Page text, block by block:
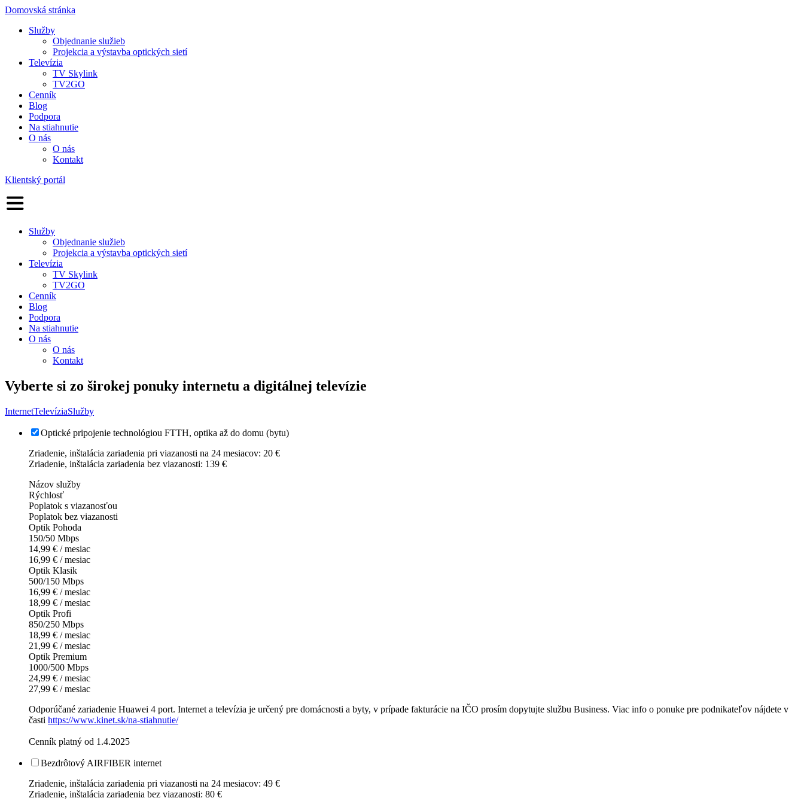
Domovská stránka
Služby
Objednanie služieb
Projekcia a výstavba optických sietí
Televízia
TV Skylink
TV2GO
Cenník
Blog
Podpora
Na stiahnutie
O nás
O nás
Kontakt
Klientský portál
Služby
Objednanie služieb
Projekcia a výstavba optických sietí
Televízia
TV Skylink
TV2GO
Cenník
Blog
Podpora
Na stiahnutie
O nás
O nás
Kontakt
Vyberte si zo širokej ponuky internetu a digitálnej televízie
InternetTelevíziaSlužby
Optické pripojenie technológiou FTTH, optika až do domu (bytu)
Zriadenie, inštalácia zariadenia pri viazanosti na 24 mesiacov: 20 €
Zriadenie, inštalácia zariadenia bez viazanosti: 139 €
Názov služby
Rýchlosť
Poplatok s viazanosťou
Poplatok bez viazanosti
Optik Pohoda
150/50 Mbps
14,99 € / mesiac
16,99 € / mesiac
Optik Klasik
500/150 Mbps
16,99 € / mesiac
18,99 € / mesiac
Optik Profi
850/250 Mbps
18,99 € / mesiac
21,99 € / mesiac
Optik Premium
1000/500 Mbps
24,99 € / mesiac
27,99 € / mesiac
Odporúčané zariadenie Huawei 4 port. Internet a televízia je určený pre domácnosti a byty, v prípade fakturácie na IČO prosím dopytujte službu Business. Viac info o ponuke pre podnikateľov nájdete v
časti https://www.kinet.sk/na-stiahnutie/
Cenník platný od 1.4.2025
Bezdrôtový AIRFIBER internet
Zriadenie, inštalácia zariadenia pri viazanosti na 24 mesiacov: 49 €
Zriadenie, inštalácia zariadenia bez viazanosti: 80 €